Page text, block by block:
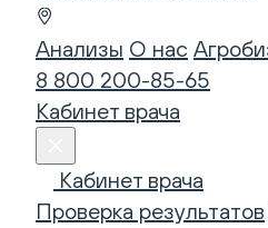
Анализы О нас
8 800 200-85-65
Кабинет врача
Кабинет врача
Проверка результатов